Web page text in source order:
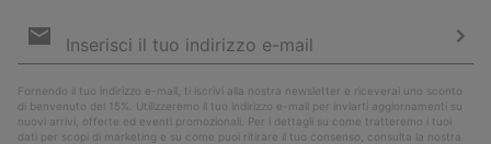
e-
Fornendo il tuo indirizzo e-mail, ti iscrivi alla nostra newsletter e riceverai uno sconto
di benvenuto del 15%. Utilizzeremo il tuo indirizzo e-mail per inviarti aggiornamenti su
nuovi arrivi, offerte ed eventi promozionali. Per i dettagli su come tratteremo i tuoi
dati per scopi di marketing e su come puoi ritirare il tuo consenso, consulta la nostra